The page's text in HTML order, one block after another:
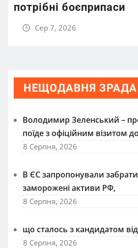
потрібні боєприпаси
Сер 7, 2026
НЕЩОДАВНЯ ЗРАДА
Володимир Зеленський –
поїде з офіційним візитом
8 Серпня, 2026
В ЄС запропонували забрати
заморожені активи РФ,
8 Серпня, 2026
що сталось з кандидатом
8 Серпня, 2026